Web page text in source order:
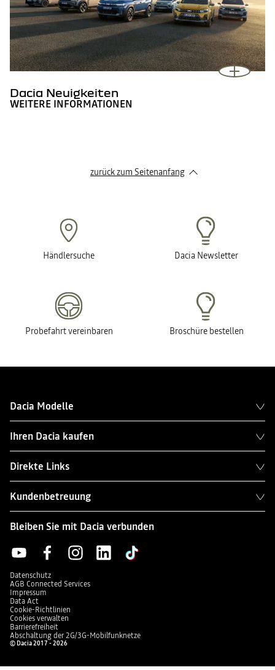
Dacia Neuigkeiten
WEITERE INFORMATIONEN
zurück zum Seitenanfang
Händlersuche Dacia Newsletter
Probefahrt vereinbaren Broschüre bestellen
Dacia Modelle
Ihren Dacia kaufen
Direkte Links
Kundenbetreuung
Bleiben Sie mit Dacia verbunden
Datenschutz
AGB Connected Services
Impressum
Data Act
Cookie-Richtlinien
Cookies verwalten
Barrierefreiheit
Abschaltung der 2G/3G-Mobilfunknetze
© Dacia 2017 - 2026